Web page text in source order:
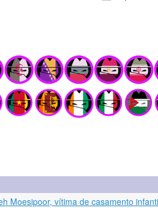
Moesipoor, vítima de casamento